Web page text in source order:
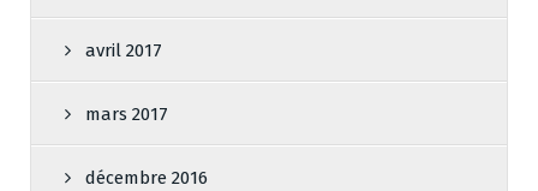
avril 2017
mars 2017
décembre 2016